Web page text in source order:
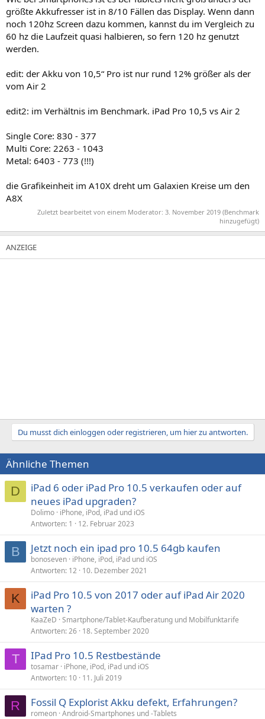
größte Akkufresser ist in 8/10 Fällen das Display. Wenn dann
noch 120hz Screen dazu kommen, kannst du im Vergleich zu
60 hz die Laufzeit quasi halbieren, so fern 120 hz genutzt
werden.
edit: der Akku von 10,5“ Pro ist nur rund 12% größer als der
vom Air 2
edit2: im Verhältnis im Benchmark. iPad Pro 10,5 vs Air 2
Single Core: 830 - 377
Multi Core: 2263 - 1043
Metal: 6403 - 773 (!!!)
die Grafikeinheit im A10X dreht um Galaxien Kreise um den
A8X
Zuletzt bearbeitet von einem Moderator: 3. November 2019 (Benchmark
hinzugefügt)
Du musst dich einloggen oder registrieren, um hier zu antworten.
Ähnliche Themen
D
iPad 6 oder iPad Pro 10.5 verkaufen oder auf
neues iPad upgraden?
Dolimo iPhone, iPod, iPad und iOS
Antworten 1 12. Februar 2023
B Jetzt noch ein ipad pro 10.5 64gb kaufen
bonoseven iPhone, iPod, iPad und iOS
Antworten 12 10. Dezember 2021
K
iPad Pro 10.5 von 2017 oder auf iPad Air 2020
warten ?
KaaZeD Smartphone/Tablet-Kaufberatung und Mobilfunktarife
Antworten 26 18. September 2020
T IPad Pro 10.5 Restbestände
tosamar iPhone, iPod, iPad und iOS
Antworten 10 11. Juli 2019
R Fossil Q Explorist Akku defekt, Erfahrungen?
romeon Android-Smartphones und -Tablets